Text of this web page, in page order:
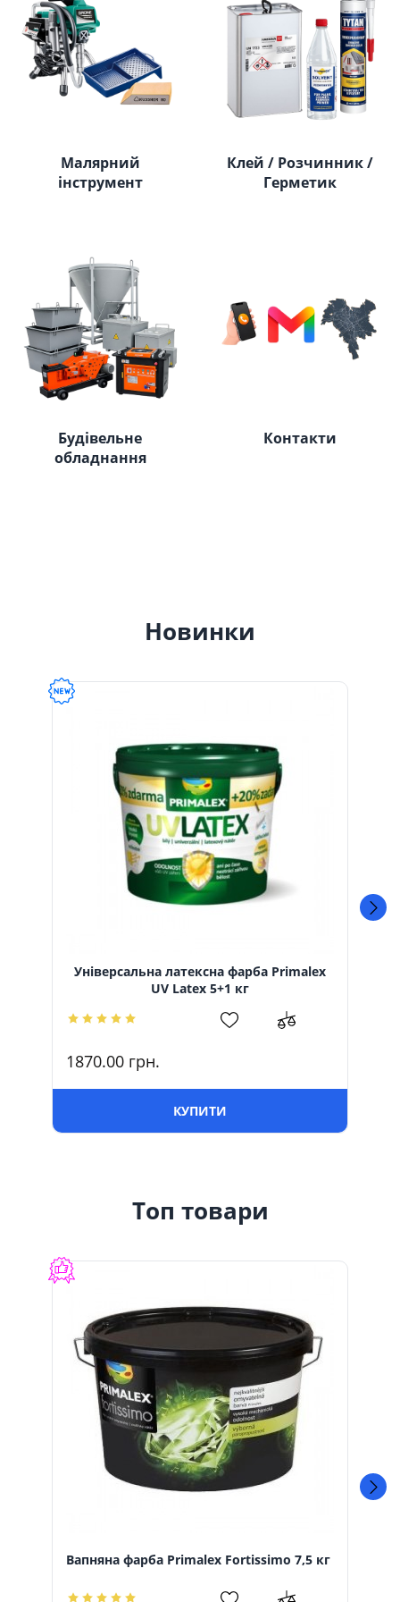
Малярний
інструмент
Клей / Розчинник /
Герметик
Будівельне
обладнання
Контакти
Новинки
Універсальна латексна фарба Primalex
UV Latex 5+1 кг
1870.00 грн.
КУПИТИ
Топ товари
Вапняна фарба Primalex Fortissimo 7,5 кг